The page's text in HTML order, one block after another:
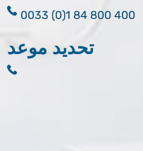
0033 (0)1 84 800 400
تحديد موعد